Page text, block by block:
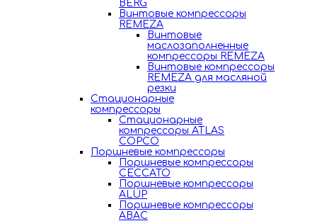
BERG
Винтовые компрессоры
REMEZA
Винтовые
маслозаполненные
компрессоры REMEZA
Винтовые компрессоры
REMEZA для масляной
резки
Стационарные
компрессоры
Стационарные
компрессоры ATLAS
COPCO
Поршневые компрессоры
Поршневые компрессоры
CECCATO
Поршневые компрессоры
ALUP
Поршневые компрессоры
ABAC